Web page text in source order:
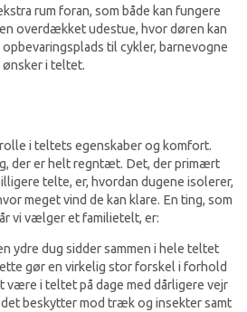
rum foran, som både kan fungere
overdækket udestue, hvor døren kan
til cykler, barnevogne
ønsker i teltet.
i teltets egenskaber og komfort.
der er helt regntæt. Det, der primært
telte, er, hvordan dugene isolerer,
meget vind de kan klare. En ting, som
vi vælger et familietelt, er:
ydre dug sidder sammen i hele teltet
gør en virkelig stor forskel i forhold
være i teltet på dage med dårligere vejr
beskytter mod træk og insekter samt